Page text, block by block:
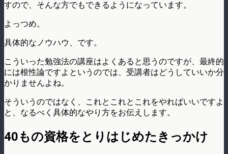
すので、そんな方でもできるようになっています。
よっつめ。
具体的なノウハウ、です。
こういった勉強法の講座はよくあると思うのですが、最終的
には根性論ですよというのでは、受講者はどうしていいか分
かりませんよね。
そういうのではなく、これとこれとこれをやればいいですよ
と、なるべく具体的なやり方をお伝えします。
40もの資格をとりはじめたきっかけ